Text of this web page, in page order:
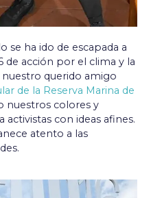
se ha ido de escapada a
de acción por el clima y la
nuestro querido amigo
de la Reserva Marina de
nuestros colores y
con ideas afines.
atento a las